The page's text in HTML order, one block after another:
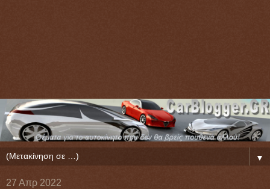
▼
27 Απρ 2022